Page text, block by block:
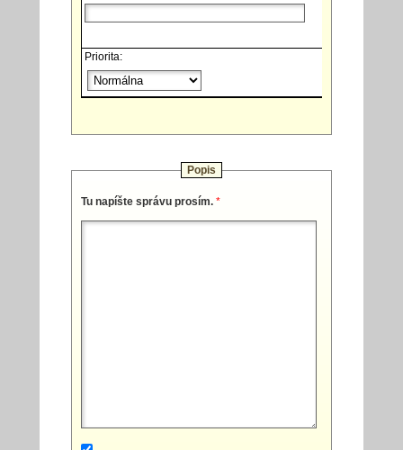
Priorita:
Popis
Tu napíšte správu prosím. *